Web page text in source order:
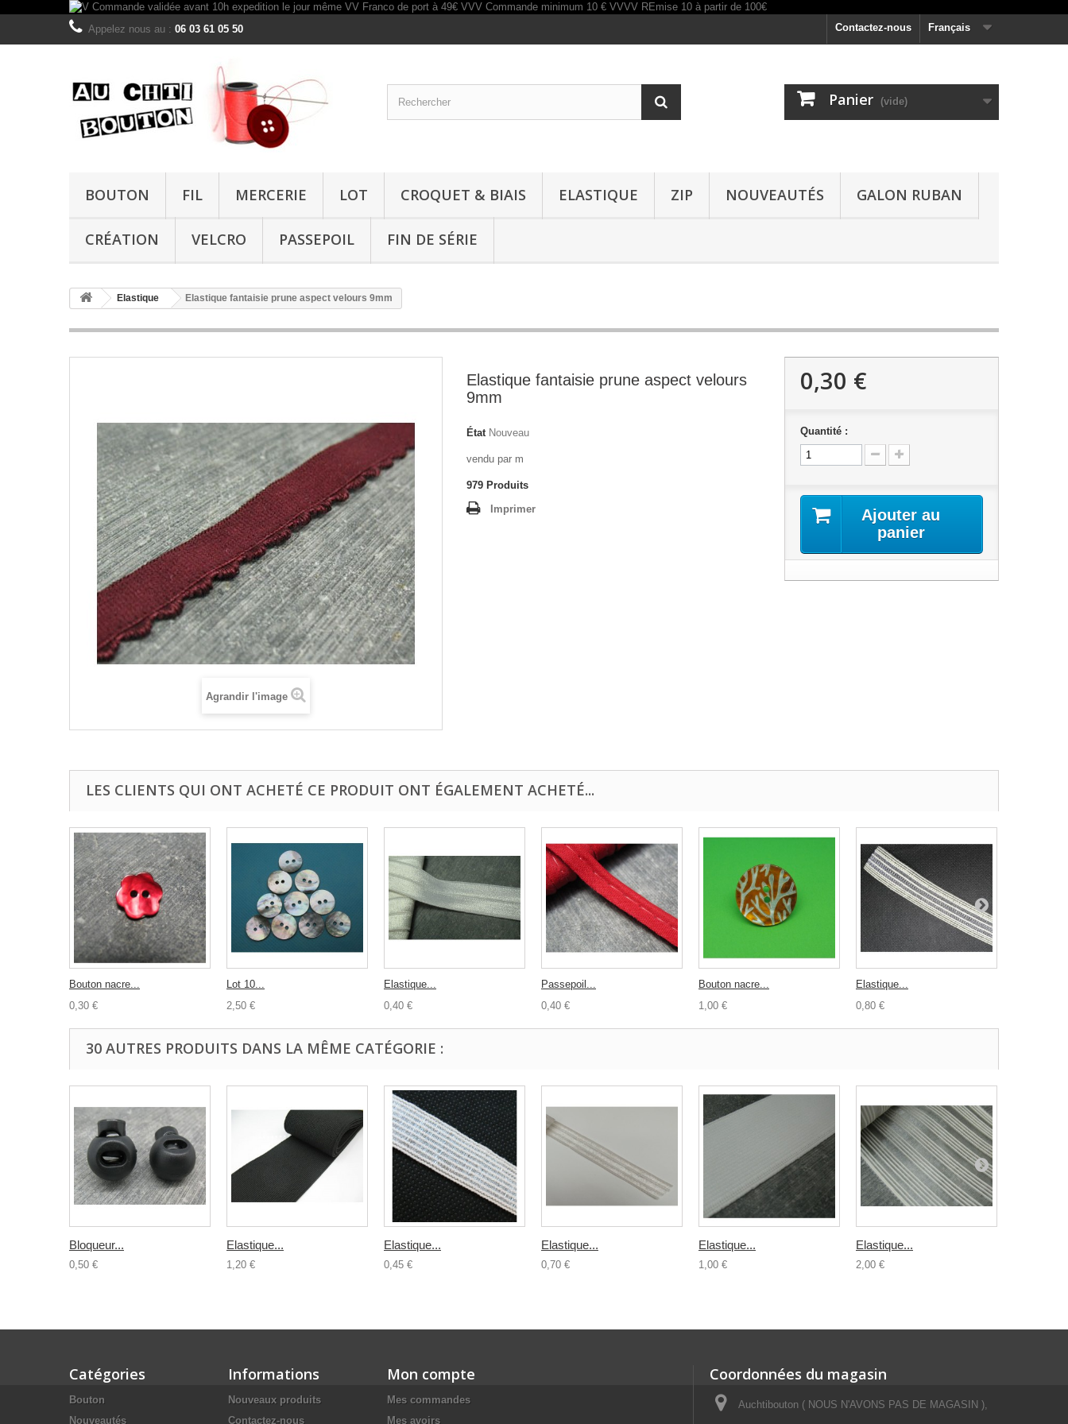
Français
Contactez-nous
Appelez nous au : 06 03 61 05 50
Panier (vide)
BOUTON FIL MERCERIE LOT CROQUET & BIAIS ELASTIQUE ZIP NOUVEAUTÉS GALON RUBAN
CRÉATION VELCRO PASSEPOIL FIN DE SÉRIE
Elastique Elastique fantaisie prune aspect velours 9mm
Agrandir l'image
Elastique fantaisie prune aspect velours
9mm
État Nouveau
vendu par m
979 Produits
Imprimer
0,30 €
Quantité :
Ajouter au
panier
LES CLIENTS QUI ONT ACHETÉ CE PRODUIT ONT ÉGALEMENT ACHETÉ...
Bouton nacre...
0,30 €
Lot 10...
2,50 €
Elastique...
0,40 €
Passepoil...
0,40 €
Bouton nacre...
1,00 €
Elastique...
0,80 €
30 AUTRES PRODUITS DANS LA MÊME CATÉGORIE :
Bloqueur...
0,50 €
Elastique...
1,20 €
Elastique...
0,45 €
Elastique...
0,70 €
Elastique...
1,00 €
Elastique...
2,00 €
Catégories
Bouton
Nouveautés
Informations
Nouveaux produits
Contactez-nous
Mon compte
Mes commandes
Mes avoirs
Coordonnées du magasin
Auchtibouton ( NOUS N'AVONS PAS DE MAGASIN ),